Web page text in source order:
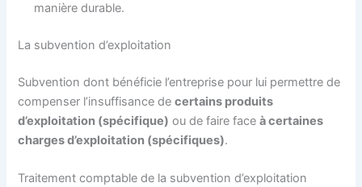
manière durable.
La subvention d’exploitation
Subvention dont bénéficie l’entreprise pour lui permettre de
compenser l’insuffisance decertains produits
d’exploitation (spécifique) ou de faire faceà certaines
charges d’exploitation (spécifiques).
Traitement comptable de la subvention d’exploitation